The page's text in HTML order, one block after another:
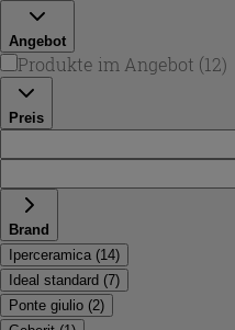
Angebot
Produkte im Angebot (12)
Preis
Brand
Iperceramica (14)
Ideal standard (7)
Ponte giulio (2)